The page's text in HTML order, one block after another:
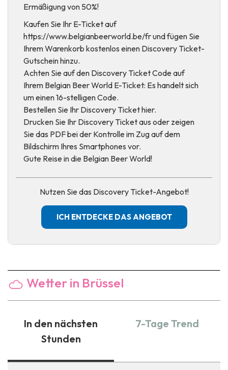
Ermäßigung von 50%!
Kaufen Sie Ihr E-Ticket auf
https://www.belgianbeerworld.be/fr und fügen Sie
Ihrem Warenkorb kostenlos einen Discovery Ticket-
Gutschein hinzu.
Achten Sie auf den Discovery Ticket Code auf
Ihrem Belgian Beer World E-Ticket: Es handelt sich
um einen 16-stelligen Code.
Bestellen Sie Ihr Discovery Ticket hier.
Drucken Sie Ihr Discovery Ticket aus oder zeigen
Sie das PDF bei der Kontrolle im Zug auf dem
Bildschirm Ihres Smartphones vor.
Gute Reise in die Belgian Beer World!
Nutzen Sie das Discovery Ticket-Angebot!
ICH ENTDECKE DAS ANGEBOT
Wetter in Brüssel
In den nächsten
Stunden
7-Tage Trend